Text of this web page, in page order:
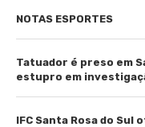
NOTAS ESPORTES
Tatuador é preso em
estupro em
IFC Santa Rosa do